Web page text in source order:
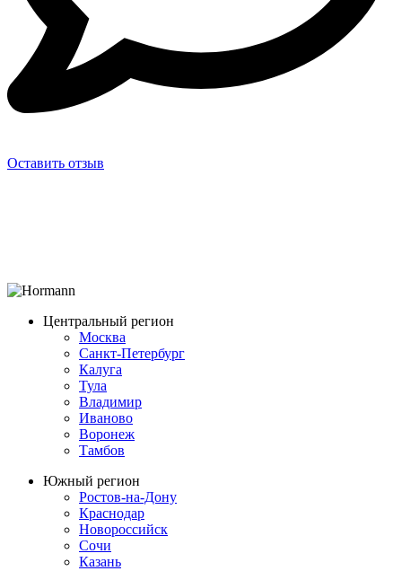
Оставить отзыв
Центральный регион
Москва
Санкт-Петербург
Калуга
Тула
Владимир
Иваново
Воронеж
Тамбов
Южный регион
Ростов-на-Дону
Краснодар
Новороссийск
Сочи
Казань